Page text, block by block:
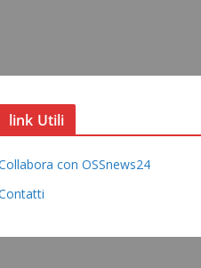
link Utili
con OSSnews24